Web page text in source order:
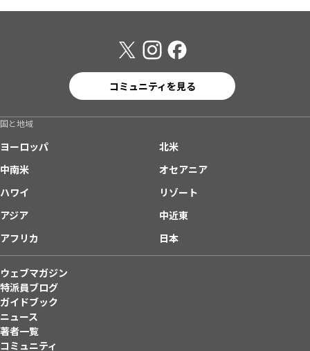
コミュニティを見る
国と地域
ヨーロッパ
北米
中南米
オセアニア
ハワイ
リゾート
アジア
中近東
アフリカ
日本
ウェブマガジン
特派員ブログ
ガイドブック
ニュース
著者一覧
コミュニティ